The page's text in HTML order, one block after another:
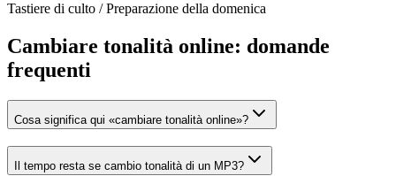
Tastiere di culto /Preparazione della domenica
Cambiare tonalità online: domande
frequenti
Cosa significa qui «cambiare tonalità online»?
Il tempo resta se cambio tonalità di un MP3?